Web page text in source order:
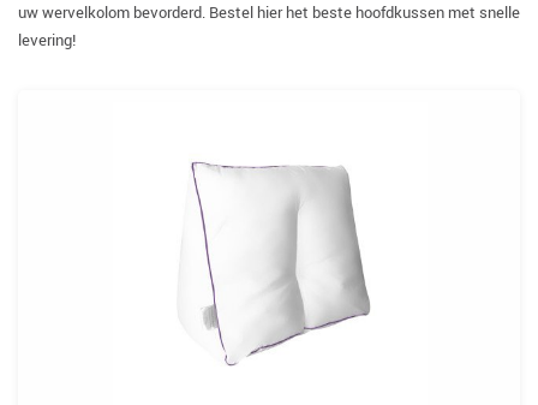
uw wervelkolom bevorderd. Bestel hier het beste hoofdkussen met snelle
levering!